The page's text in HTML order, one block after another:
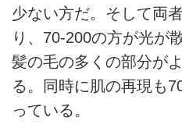
少ない方だ。そして両
り、70-200の方が光が
髪の毛の多くの部分が
る。同時に肌の再現も
っている。